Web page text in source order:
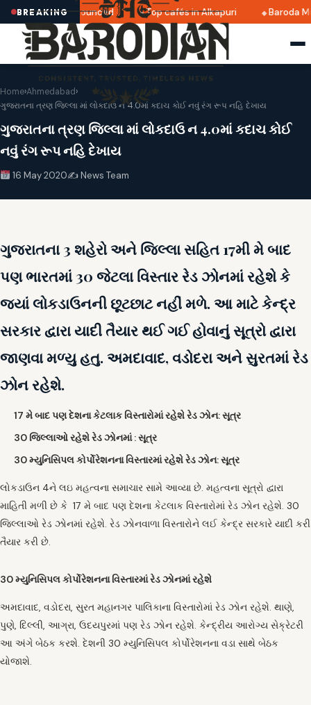
BREAKING
2025 dates announced Top cafés in Alkapuri Baroda
Home›Ahmedabad›
ગુજરાતના ત્રણ જિલ્લા માં લોકદાઉ ન 4.0માં કદાચ કોઈ નવું રંગ રૂપ નહિ દેખાય
ગુજરાતના ત્રણ જિલ્લા માં લોકદાઉ ન 4.0માં કદાચ કોઈ
નવું રંગ રૂપ નહિ દેખાય
16 May 2020✍️ News Team
ગુજરાતના 3 શહેરો અને જિલ્લા સહિત 17મી મે બાદ
પણ ભારતમાં 30 જેટલા વિસ્તાર રેડ ઝોનમાં રહેશે કે
જ્યાં લોકડાઉનની છૂટછાટ નહીં મળે. આ માટે કેન્દ્ર
સરકાર દ્વારા યાદી તૈયાર થઈ ગઈ હોવાનું સૂત્રો દ્વારા
જાણવા મળ્યુ હતુ. અમદાવાદ, વડોદરા અને સુરતમાં રેડ
ઝોન રહેશે.
17 મે બાદ પણ દેશના કેટલાક વિસ્તારોમાં રહેશે રેડ ઝોન: સૂત્ર
30 જિલ્લાઓ રહેશે રેડ ઝોનમાં : સૂત્ર
30 મ્યુનિસિપલ કોર્પોરેશનના વિસ્તારમાં રહેશે રેડ ઝોન: સૂત્ર
લોકડાઉન 4ને લઇ મહત્વના સમાચાર સામે આવ્યા છે. મહત્વના સૂત્રો દ્વારા
માહિતી મળી છે કે 17 મે બાદ પણ દેશના કેટલાક વિસ્તારોમાં રેડ ઝોન રહેશે. 30
જિલ્લાઓ રેડ ઝોનમાં રહેશે. રેડ ઝોનવાળા વિસ્તારોને લઈ કેન્દ્ર સરકારે યાદી કરી
તૈયાર કરી છે.
30 મ્યુનિસિપલ કોર્પોરેશનના વિસ્તારમાં રેડ ઝોનમાં રહેશે
અમદાવાદ, વડોદરા, સુરત મહાનગર પાલિકાના વિસ્તારોમાં રેડ ઝોન રહેશે. થાણે,
પુણે, દિલ્લી, આગ્રા, ઉદયપુરમાં પણ રેડ ઝોન રહેશે. કેન્દ્રીય આરોગ્ય સેક્રેટરી
આ અંગે બેઠક કરશે. દેશની 30 મ્યુનિસિપલ કોર્પોરેશનના વડા સાથે બેઠક
યોજાશે.